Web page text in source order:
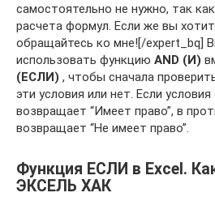
самостоятельно не нужно, так
расчета формул. Если же вы
обращайтесь ко мне![/expert_bq]
использовать функцию AND (И)
(ЕСЛИ) , чтобы сначала
эти условия или нет. Если
возвращает “Имеет право”, в
возвращает “Не имеет право”.
Функция ЕСЛИ в Excel.
ЭКСЕЛЬ ХАК